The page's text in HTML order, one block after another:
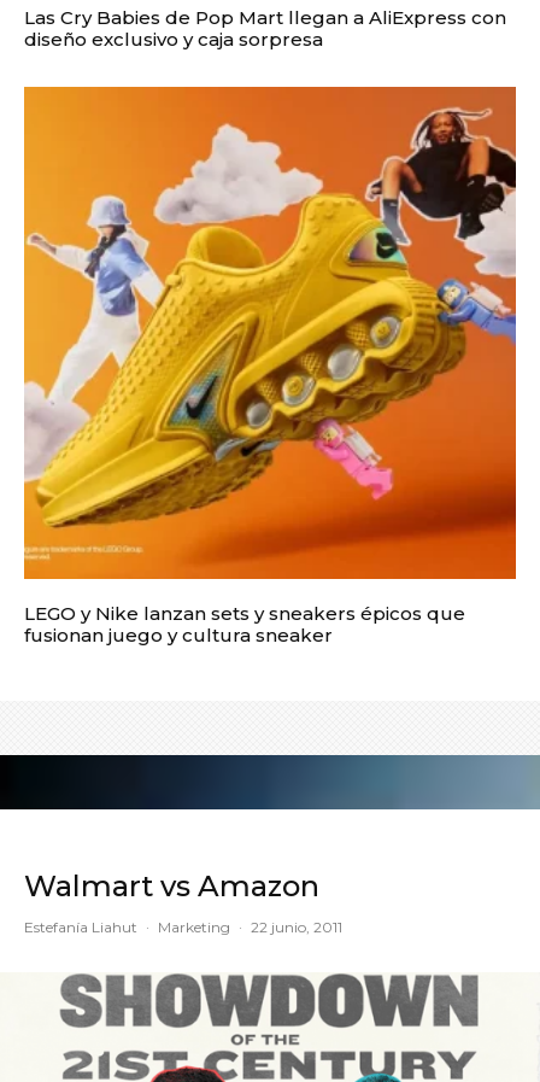
Las Cry Babies de Pop Mart llegan a AliExpress con
diseño exclusivo y caja sorpresa
LEGO y Nike lanzan sets y sneakers épicos que
fusionan juego y cultura sneaker
Walmart vs Amazon
Estefanía Liahut · Marketing · 22 junio, 2011